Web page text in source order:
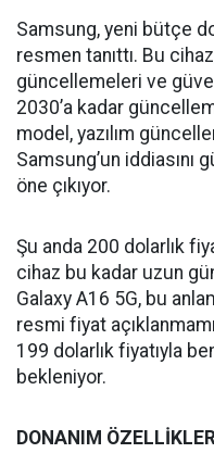
Samsung, yeni bütçe
resmen tanıttı. Bu
güncellemeleri ve
2030’a kadar
model, yazılım
Samsung’un iddiasını
öne çıkıyor.
Şu anda 200 dolarlık
cihaz bu kadar uzun
Galaxy A16 5G, bu
resmi fiyat
199 dolarlık fiyatıyla
bekleniyor.
DONANIM